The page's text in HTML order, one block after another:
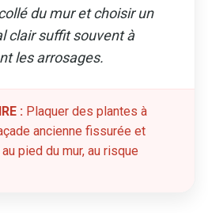
du mur et choisir un
clair suffit souvent à
les arrosages.
: Plaquer des plantes à
ancienne fissurée et
pied du mur, au risque